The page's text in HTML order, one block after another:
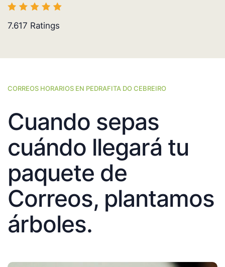
7.617 Ratings
CORREOS HORARIOS EN PEDRAFITA DO CEBREIRO
Cuando sepas
cuándo llegará tu
paquete de
Correos, plantamos
árboles.